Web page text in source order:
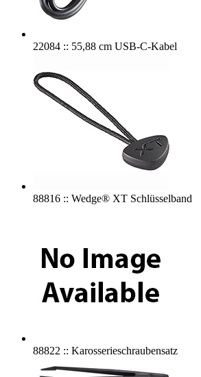
22084 :: 55,88 cm USB-C-Kabel
88816 :: Wedge® XT Schlüsselband
88822 :: Karosserieschraubensatz